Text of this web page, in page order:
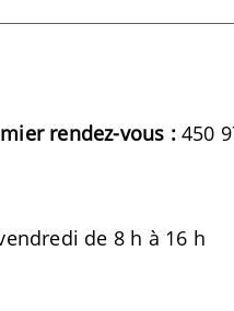
rendez-vous :450
de 8 h à 16 h